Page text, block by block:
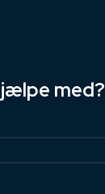
med?